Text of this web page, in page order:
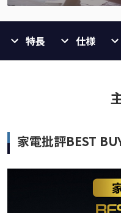
特長 仕様
家電批評BEST